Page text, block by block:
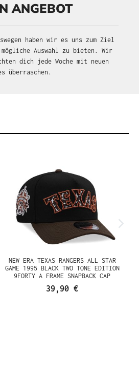
ANGEBOT
haben wir es uns zum Ziel
Auswahl zu bieten. Wir setzen
jede Woche mit neuen Styles
NEW ERA TEXAS RANGERS ALL
STAR GAME 1995 BLACK TWO
TONE EDITION 9FORTY A FRAME
SNAPBACK CAP
39,90 €